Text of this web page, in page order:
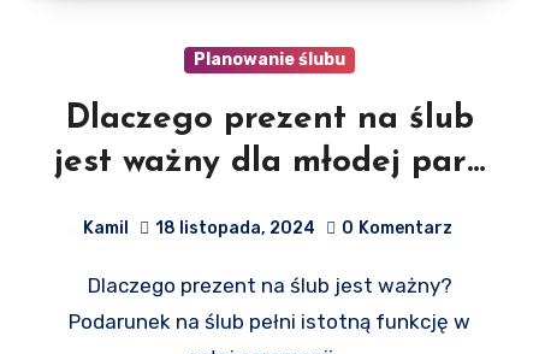
Planowanie ślubu
Dlaczego prezent na ślub
jest ważny dla młodej pary
wyjątkowe upominki warto
rozważyć
Kamil 18 listopada, 2024 0 Komentarz
Dlaczego prezent na ślub jest ważny?
Podarunek na ślub pełni istotną funkcję w